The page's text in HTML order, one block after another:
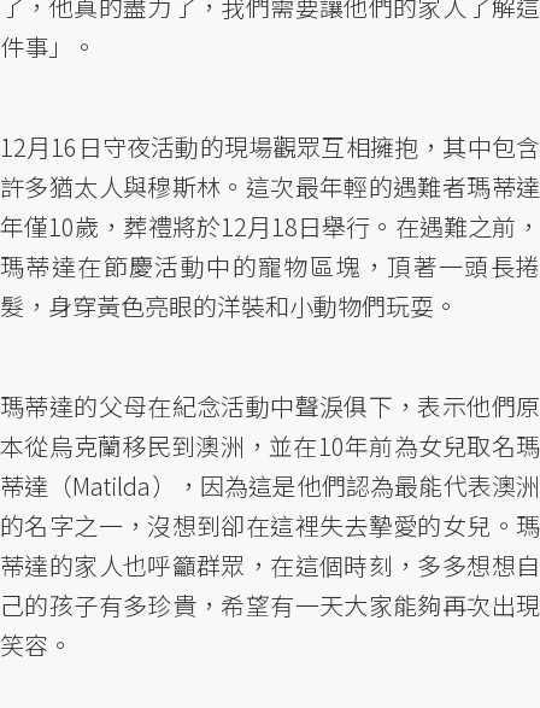
了，他真的盡力了，我們需要讓他們的家人了解這
件事」。
12月16日守夜活動的現場觀眾互相擁抱，其中包含
許多猶太人與穆斯林。這次最年輕的遇難者瑪蒂達
年僅10歲，葬禮將於12月18日舉行。在遇難之前，
瑪蒂達在節慶活動中的寵物區塊，頂著一頭長捲
髮，身穿黃色亮眼的洋裝和小動物們玩耍。
瑪蒂達的父母在紀念活動中聲淚俱下，表示他們原
本從烏克蘭移民到澳洲，並在10年前為女兒取名瑪
蒂達（Matilda），因為這是他們認為最能代表澳洲
的名字之一，沒想到卻在這裡失去摯愛的女兒。瑪
蒂達的家人也呼籲群眾，在這個時刻，多多想想自
己的孩子有多珍貴，希望有一天大家能夠再次出現
笑容。